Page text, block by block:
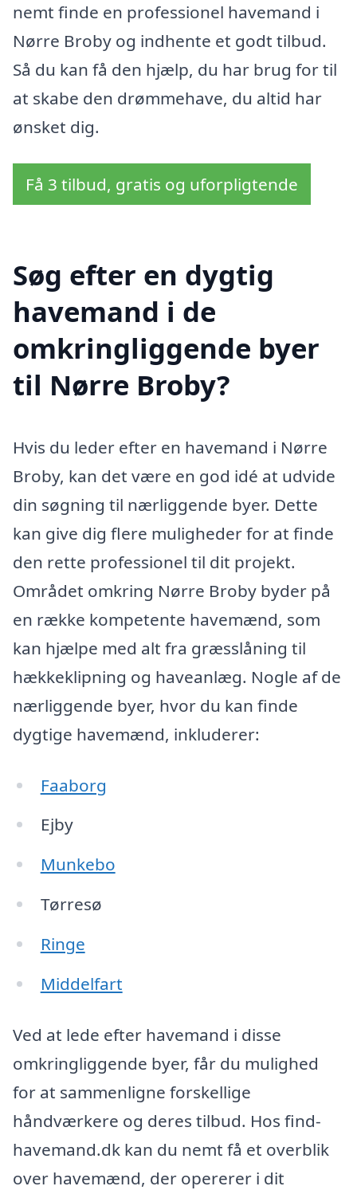
nemt finde en professionel havemand i
Nørre Broby og indhente et godt tilbud.
Så du kan få den hjælp, du har brug for til
at skabe den drømmehave, du altid har
ønsket dig.
Få 3 tilbud, gratis og uforpligtende
Søg efter en dygtig
havemand i de
omkringliggende byer
til Nørre Broby?
Hvis du leder efter en havemand i Nørre
Broby, kan det være en god idé at udvide
din søgning til nærliggende byer. Dette
kan give dig flere muligheder for at finde
den rette professionel til dit projekt.
Området omkring Nørre Broby byder på
en række kompetente havemænd, som
kan hjælpe med alt fra græsslåning til
hækkeklipning og haveanlæg. Nogle af de
nærliggende byer, hvor du kan finde
dygtige havemænd, inkluderer:
Faaborg
Ejby
Munkebo
Tørresø
Ringe
Middelfart
Ved at lede efter havemand i disse
omkringliggende byer, får du mulighed
for at sammenligne forskellige
håndværkere og deres tilbud. Hos find-
havemand.dk kan du nemt få et overblik
over havemænd, der opererer i dit